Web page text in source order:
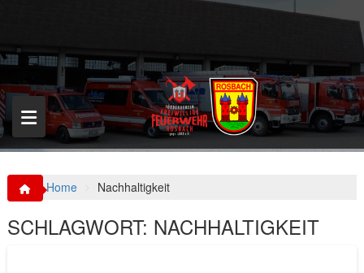
p
o
c
o
n
t
Home Nachhaltigkeit
SCHLAGWORT: NACHHALTIGKEIT